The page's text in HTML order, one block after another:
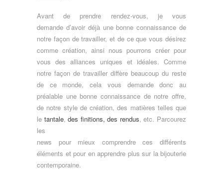
Avant de prendre rendez-vous, je vous
demande d’avoir déjà une bonne connaissance de
notre façon de travailler, et de ce que vous désirez
comme création, ainsi nous pourrons créer pour
vous des alliances uniques et idéales. Comme
notre façon de travailler diffère beaucoup du reste
de ce monde, cela vous demande donc au
préalable une bonne connaissance de notre offre,
de notre style de création, des matières telles que
le tantale,des finitions, des rendus, etc. Parcourez
les
news pour mieux comprendre ces différents
éléments et pour en apprendre plus sur la bijouterie
contemporaine.